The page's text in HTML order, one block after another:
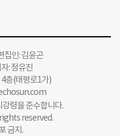
집인: 김윤곤
: 정유진
층(태평로1가)
령을 준수합니다.
reserved.
금지.